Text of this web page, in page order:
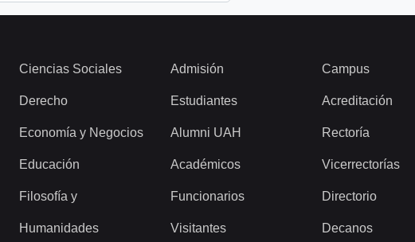
Ciencias Sociales
Derecho
Economía y Negocios
Educación
Filosofía y
Humanidades
Admisión
Estudiantes
Alumni UAH
Académicos
Funcionarios
Visitantes
Campus
Acreditación
Rectoría
Vicerrectorías
Directorio
Decanos